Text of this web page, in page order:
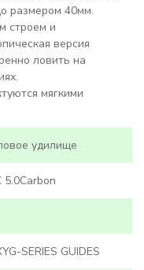
размером 40мм.
строем и
версия
ловить на
мягкими
удилище
5.0Carbon
SERIES GUIDES